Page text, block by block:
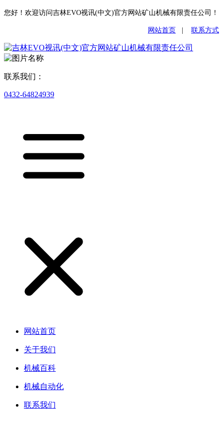
您好！欢迎访问吉林EVO视讯(中文)官方网站矿山机械有限责任公司！
网站首页 联系方式
联系我们：
0432-64824939
网站首页
关于我们
机械百科
机械自动化
联系我们